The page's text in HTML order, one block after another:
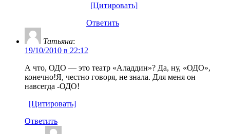
[Цитировать]
Ответить
Татьяна:
19/10/2010 в 22:12
А что, ОДО — это театр «Аладдин»? Да, ну, «ОДО»,
конечно!Я, честно говоря, не знала. Для меня он
навсегда -ОДО!
[Цитировать]
Ответить